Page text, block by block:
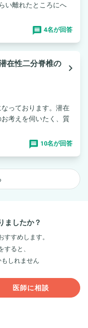
い離れたところにへ
4名が回答
在性二分脊椎の
navigate_next
っております。潜在
考えを伺いたく、質
10名が回答
ましたか？
すめします。
すると、
しれません
医師に相談